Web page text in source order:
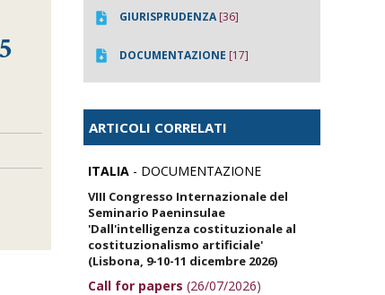
GIURISPRUDENZA[36]
DOCUMENTAZIONE [17]
ARTICOLI CORRELATI
ITALIA - DOCUMENTAZIONE
VIII Congresso Internazionale del
Seminario Paeninsulae
'Dall'intelligenza costituzionale al
costituzionalismo artificiale'
(Lisbona, 9-10-11 dicembre 2026)
Call for papers (26/07/2026)